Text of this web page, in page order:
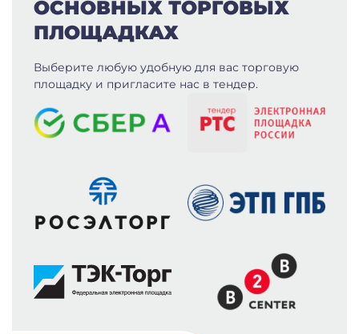
ОСНОВНЫХ ТОРГОВЫХ
ПЛОЩАДКАХ
Выберите любую удобную для вас торговую
площадку и пригласите нас в тендер.